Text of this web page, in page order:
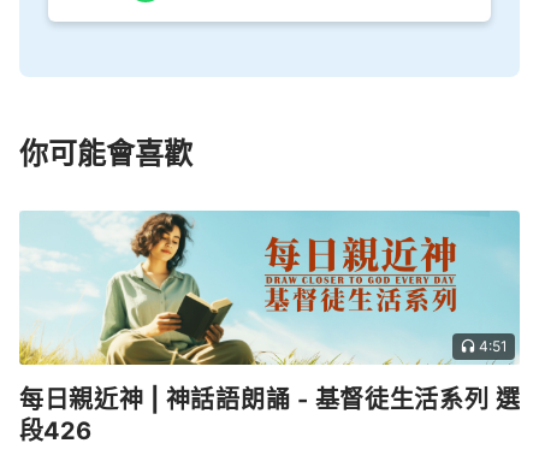
你可能會喜歡
4:51
每日親近神 | 神話語朗誦 - 基督徒生活系列 選
段426